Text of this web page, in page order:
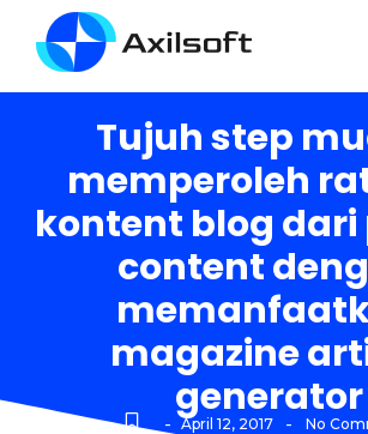
Tujuh step
memperoleh
kontent blog dari
content
magazine
generator
- April 12, 2017 - No